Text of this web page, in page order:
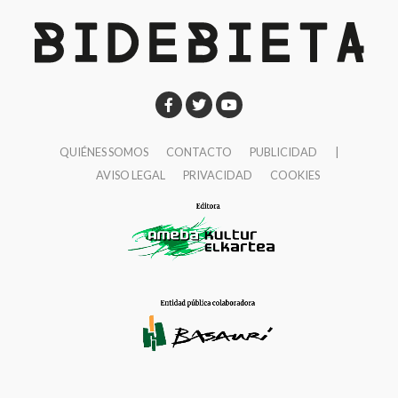
Ibaigane.
10:00 Pasacalles de dulzaineros.
10:30 Campeonato de rana popular para jubilados de
Basauri en la plaza San Fausto. Las parejas se
serán entregados in situ.
14:00 Gran comida y fiesta para nuestros aitites y
amamas en los hogares del jubilado y en la plaza
17:00 Talleres, juegos y actividades para txikis en la
fiestas’ de San Fausto.
QUIÉNES SOMOS CONTACTO PUBLICIDAD
AVISO LEGAL
PRIVACIDAD COOKIES